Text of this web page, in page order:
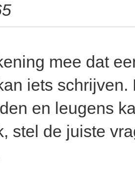
mee dat
iets
en leugens
stel de juiste